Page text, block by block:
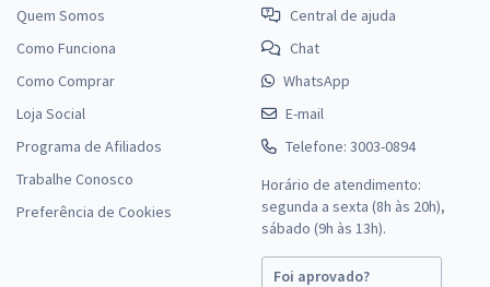
Quem Somos
Como Funciona
Como Comprar
Loja Social
Programa de Afiliados
Trabalhe Conosco
Preferência de Cookies
Central de ajuda
Chat
WhatsApp
E-mail
Telefone: 3003-0894
Horário de atendimento:
segunda a sexta (8h às 20h),
sábado (9h às 13h).
Foi aprovado?